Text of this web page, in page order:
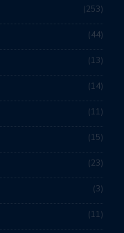
253
44
13
14
11
15
23
3
11